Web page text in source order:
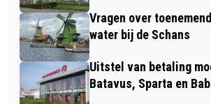
Vragen over
water bij de Schans
Uitstel van betaling
Batavus, Sparta en